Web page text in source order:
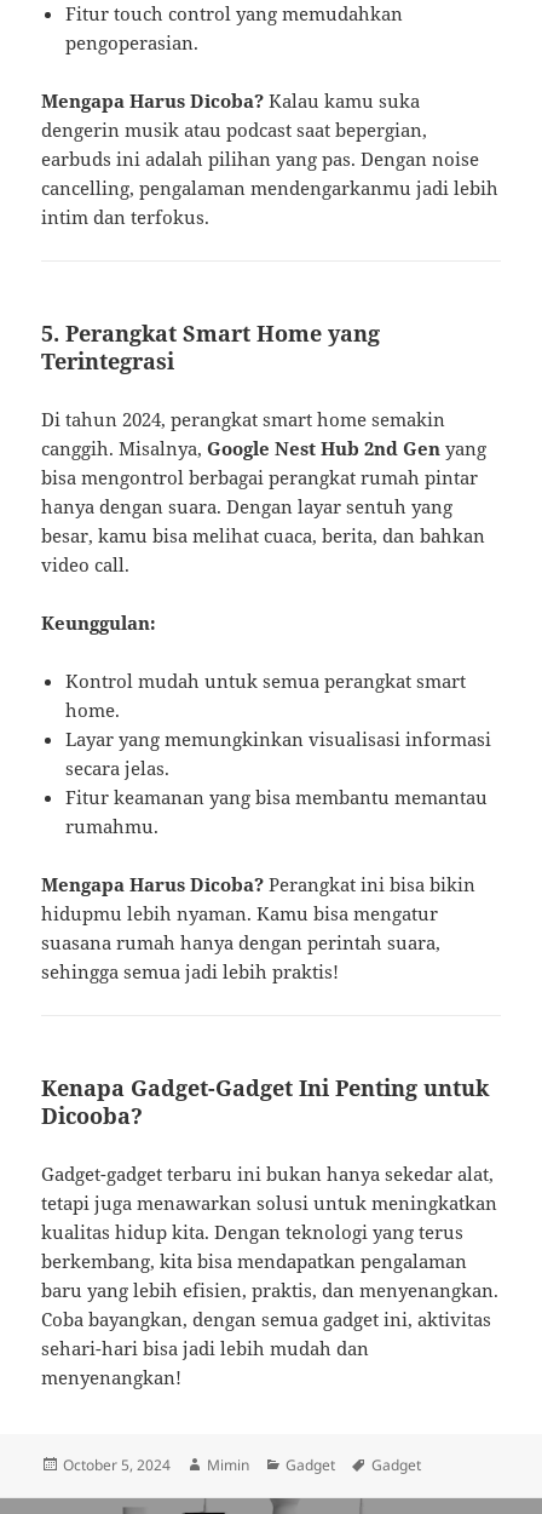
Fitur touch control yang memudahkan
pengoperasian.
Mengapa Harus Dicoba? Kalau kamu suka
dengerin musik atau podcast saat bepergian,
earbuds ini adalah pilihan yang pas. Dengan noise
cancelling, pengalaman mendengarkanmu jadi lebih
intim dan terfokus.
5.Perangkat Smart Home yang
Terintegrasi
Di tahun 2024, perangkat smart home semakin
canggih. Misalnya,Google Nest Hub 2nd Gen yang
bisa mengontrol berbagai perangkat rumah pintar
hanya dengan suara. Dengan layar sentuh yang
besar, kamu bisa melihat cuaca, berita, dan bahkan
video call.
Keunggulan:
Kontrol mudah untuk semua perangkat smart
home.
Layar yang memungkinkan visualisasi informasi
secara jelas.
Fitur keamanan yang bisa membantu memantau
rumahmu.
Mengapa Harus Dicoba? Perangkat ini bisa bikin
hidupmu lebih nyaman. Kamu bisa mengatur
suasana rumah hanya dengan perintah suara,
sehingga semua jadi lebih praktis!
Kenapa Gadget-Gadget Ini Penting untuk
Dicooba?
Gadget-gadget terbaru ini bukan hanya sekedar alat,
tetapi juga menawarkan solusi untuk meningkatkan
kualitas hidup kita. Dengan teknologi yang terus
berkembang, kita bisa mendapatkan pengalaman
baru yang lebih efisien, praktis, dan menyenangkan.
Coba bayangkan, dengan semua gadget ini, aktivitas
sehari-hari bisa jadi lebih mudah dan
menyenangkan!
Posted
October 5, 2024 Author
Mimin Categories
Gadget Tags
Gadget